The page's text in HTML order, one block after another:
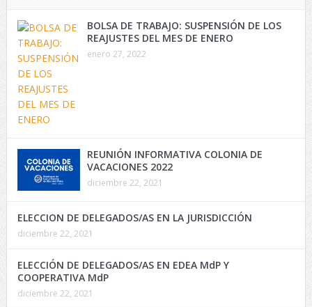
BOLSA DE TRABAJO: SUSPENSIÓN DE LOS
REAJUSTES DEL MES DE ENERO
enero 27, 2022
REUNIÓN INFORMATIVA COLONIA DE
VACACIONES 2022
diciembre 22, 2021
ELECCION DE DELEGADOS/AS EN LA JURISDICCIÓN
diciembre 22, 2021
ELECCIÓN DE DELEGADOS/AS EN EDEA MdP Y
COOPERATIVA MdP
diciembre 22, 2021